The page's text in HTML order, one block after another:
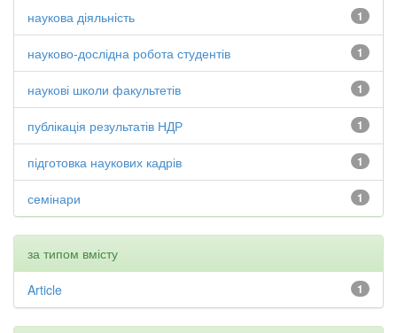
1
наукова діяльність
1
науково-дослідна робота студентів
1
наукові школи факультетів
1
публікація результатів НДР
1
підготовка наукових кадрів
1
семінари
за типом вмісту
1
Article